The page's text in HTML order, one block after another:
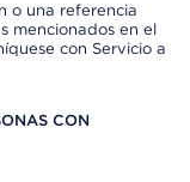
o una referencia
mencionados en el
con Servicio a
CON